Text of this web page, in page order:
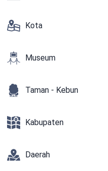
Kota
Museum
Taman - Kebun
Kabupaten
Daerah